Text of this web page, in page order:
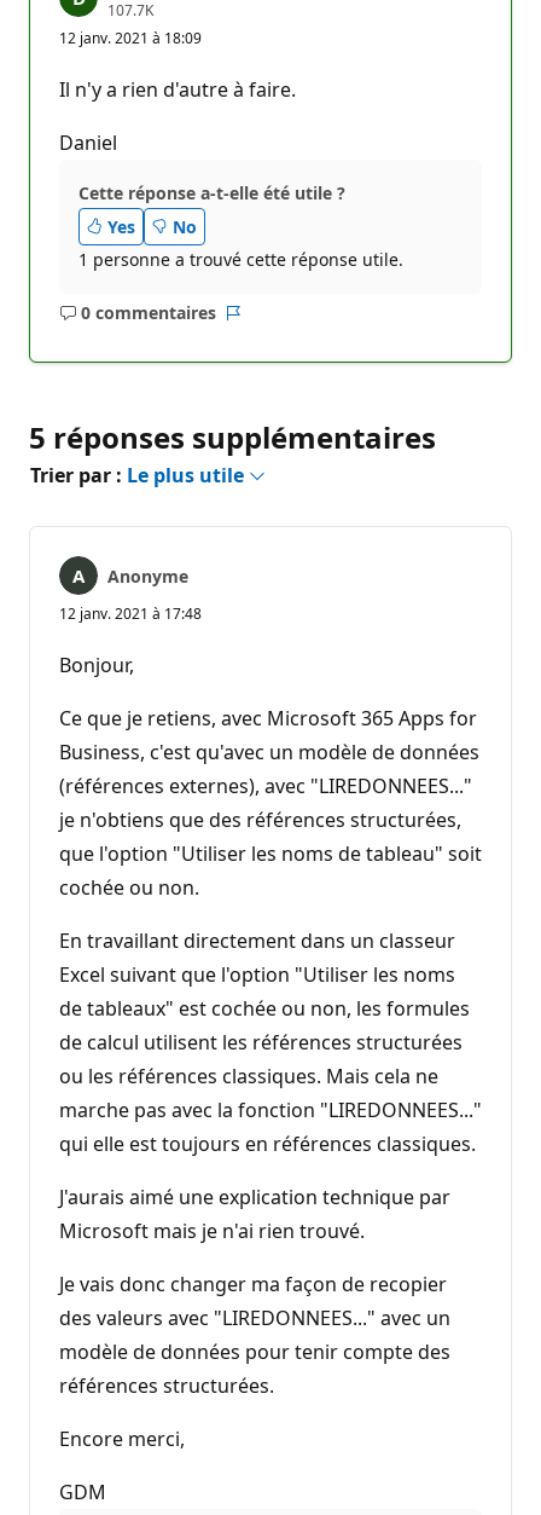
107.7KP
o
i
t
s
p
u
t
a
t
n
12 janv. 2021 à 18:09
Il n'y a rien d'autre à faire.
Daniel
Cette réponse a-t-elle été utile ?
Yes
No
1 personne a trouvé cette réponse utile.
0 commentaires
Aucun
5 réponses supplémentaires
Trier par : Le plus utile
Anonyme
12 janv. 2021 à 17:48
Bonjour,
Ce que je retiens, avec Microsoft 365 Apps for
Business, c'est qu'avec un modèle de données
(références externes), avec "LIREDONNEES..."
je n'obtiens que des références structurées,
que l'option "Utiliser les noms de tableau" soit
cochée ou non.
En travaillant directement dans un classeur
Excel suivant que l'option "Utiliser les noms
de tableaux" est cochée ou non, les formules
de calcul utilisent les références structurées
ou les références classiques. Mais cela ne
marche pas avec la fonction "LIREDONNEES..."
qui elle est toujours en références classiques.
J'aurais aimé une explication technique par
Microsoft mais je n'ai rien trouvé.
Je vais donc changer ma façon de recopier
des valeurs avec "LIREDONNEES..." avec un
modèle de données pour tenir compte des
références structurées.
Encore merci,
GDM